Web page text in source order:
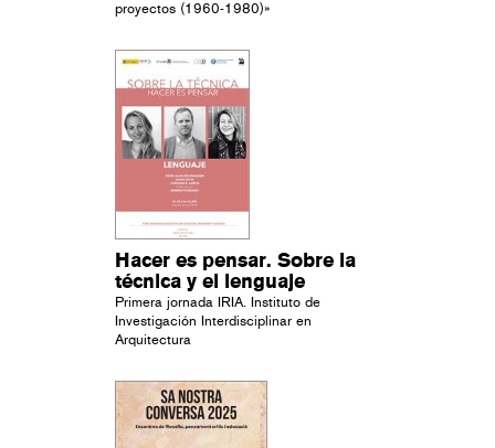
proyectos (1960-1980)»
Hacer es pensar. Sobre la
técnica y el lenguaje
Primera jornada IRIA. Instituto de
Investigación Interdisciplinar en
Arquitectura